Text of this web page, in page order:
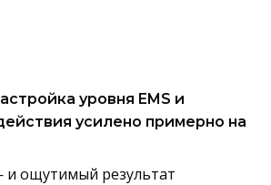
уровня EMS и
усилено примерно на
и ощутимый результат